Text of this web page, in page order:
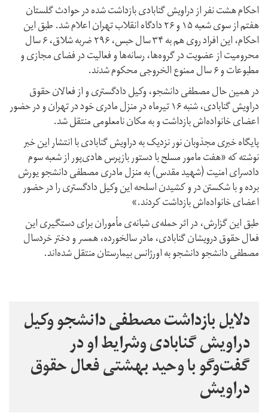
احکام هشت نفر از دراویش گنابادی بازداشت شده در حوادث گلستان
هفتم از سوی شعبه ۱۵ و ۲۶ دادگاه انقلاب تهران اعلام شد. طبق این
احکام، این افراد روی هم به ۳۴ سال حبس، ۲۹۶ ضربه شلاق، ۶ سال
محرومیت از عضویت در گروه‌ها، رسانه‌ها و فعالیت در فضای مجازی و
مطبوعات و ۶ سال ممنوع‌ الخروجی محکوم شدند.
در همین حال مصطفی دانشجو، وکیل دادگستری و از فعالان حقوق
دراویش گنابادی، شنبه ۱۶ تیرماه در منزل مادری خود در تهران و در حضور
اعضای خانواده‌اش بازداشت و به مکان نامعلومی منتقل شد.
پایگاه خبری مجذوبان نور نزدیک به دراویش گنابادی با انتشار این خبر
نوشته که «هفت مامور مسلح با دستور بازپرس هادی‌پور از شعبه سوم
دادسرای امنیت (شهید مقدس) به منزل مادری مصطفی دانشجو یورش
برده و با شکستن در و کشیدن اسلحه این وکیل دادگستری را در حضور
اعضای خانواده‌اش بازداشت کردند.»
طبق این گزارش، در اثر حمله‌ی شبانه‌ی مأموران برای دستگیری این
فعال حقوق درویشان گنابادی، مادر سالخورده، همسر و دختر خردسال
مصطفی دانشجو دانشجو به اورژانس بیمارستان منتقل شده‌اند.
دلایل بازداشت مصطفی دانشجو وکیل
دراویش گنابادی وشرایط او در
گفت‌و‌گو با وحید بهشتی فعال حقوق
دراویش